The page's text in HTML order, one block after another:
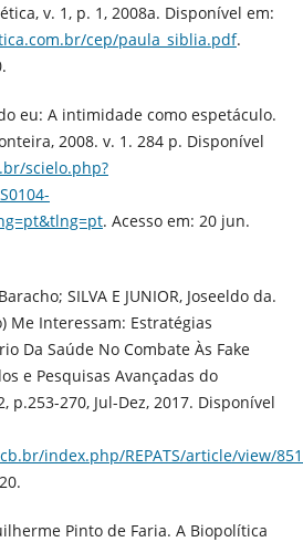
v. 1, p. 1, 2008a. Disponível em:
cep/paula_siblia.pdf.
eu: A intimidade como espetáculo.
2008. v. 1. 284 p. Disponível
scielo.php?
. Acesso em: 20 jun.
SILVA E JUNIOR, Joseeldo da.
Me Interessam: Estratégias
Da Saúde No Combate Às Fake
e Pesquisas Avançadas do
p.253-270, Jul-Dez, 2017. Disponível
index.php/REPATS/article/view/
Pinto de Faria. A Biopolítica